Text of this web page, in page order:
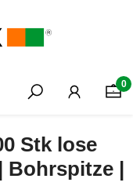
0
Stk lose
Bohrspitze |